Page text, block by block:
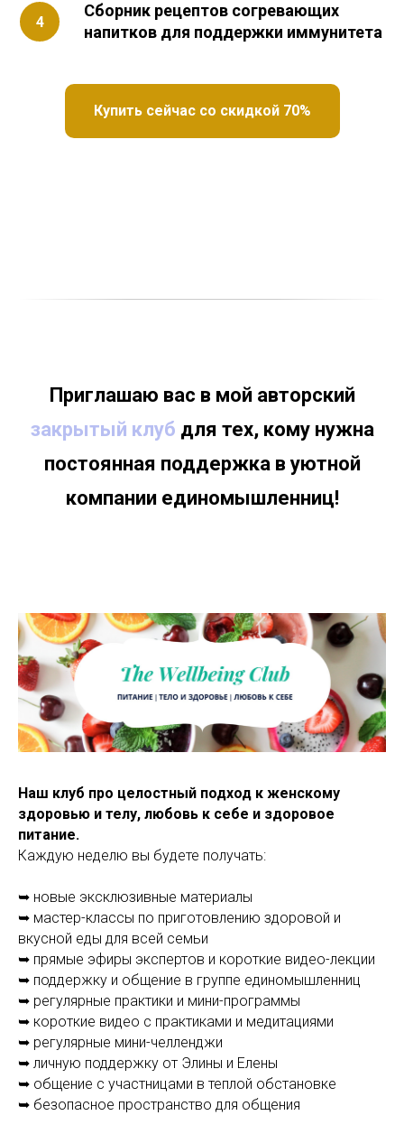
4
Сборник рецептов согревающих
напитков для поддержки иммунитета
Купить сейчас со скидкой 70%
Приглашаю вас в мой авторский
закрытый клуб для тех, кому нужна
постоянная поддержка в уютной
компании единомышленниц!
Наш клуб про целостный подход к женскому
здоровью и телу, любовь к себе и здоровое
питание.
Каждую неделю вы будете получать:
➥ новые эксклюзивные материалы
➥ мастер-классы по приготовлению здоровой и
вкусной еды для всей семьи
➥ прямые эфиры экспертов и короткие видео-лекции
➥ поддержку и общение в группе единомышленниц
➥ регулярные практики и мини-программы
➥ короткие видео с практиками и медитациями
➥ регулярные мини-челленджи
➥ личную поддержку от Элины и Елены
➥ общение с участницами в теплой обстановке
➥ безопасное пространство для общения